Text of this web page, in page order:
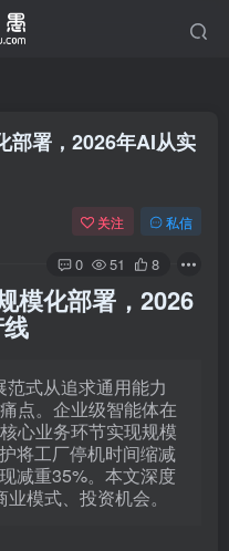
部署，2026年AI从实
关注 私信
0 51 8
模化部署，2026
范式从追求通用能力
点。企业级智能体在
心业务环节实现规模
将工厂停机时间缩减
减重35%。本文深度
模式、投资机会。